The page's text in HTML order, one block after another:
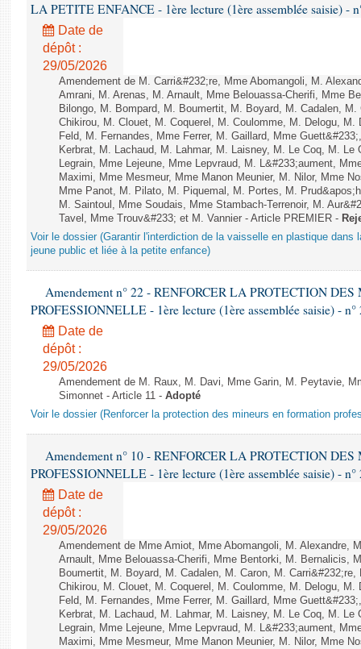
LA PETITE ENFANCE - 1ère lecture (1ère assemblée saisie) -
Date de
dépôt :
29/05/2026
Amendement de M. Carri&#232;re, Mme Abomangoli, M.
Amrani, M. Arenas, M. Arnault, Mme Belouassa-Cherifi, Mme
Bilongo, M. Bompard, M. Boumertit, M. Boyard, M. Cadalen,
Chikirou, M. Clouet, M. Coquerel, M. Coulomme, M. Delogu, M.
Feld, M. Fernandes, Mme Ferrer, M. Gaillard, Mme
Kerbrat, M. Lachaud, M. Lahmar, M. Laisney, M. Le Coq, M. Le
Legrain, Mme Lejeune, Mme Lepvraud, M. L&#233;aument,
Maximi, Mme Mesmeur, Mme Manon Meunier, M. Nilor, Mme
Mme Panot, M. Pilato, M. Piquemal, M. Portes, M.
M. Saintoul, Mme Soudais, Mme Stambach-Terrenoir, M.
Tavel, Mme Trouv&#233; et M. Vannier - Article PREMIER -
Voir le dossier (Garantir l'interdiction de la vaisselle en plastique dans
jeune public et liée à la petite enfance)
Amendement n° 22 - RENFORCER LA PROTECTION
PROFESSIONNELLE - 1ère lecture (1ère assemblée saisie) - n°
Date de
dépôt :
29/05/2026
Amendement de M. Raux, M. Davi, Mme Garin, M. Peytavie,
Simonnet - Article 11 - Adopté
Voir le dossier (Renforcer la protection des mineurs en formation
Amendement n° 10 - RENFORCER LA PROTECTION
PROFESSIONNELLE - 1ère lecture (1ère assemblée saisie) - n°
Date de
dépôt :
29/05/2026
Amendement de Mme Amiot, Mme Abomangoli, M. Alexandre,
Arnault, Mme Belouassa-Cherifi, Mme Bentorki, M. Bernalicis,
Boumertit, M. Boyard, M. Cadalen, M. Caron, M.
Chikirou, M. Clouet, M. Coquerel, M. Coulomme, M. Delogu, M.
Feld, M. Fernandes, Mme Ferrer, M. Gaillard, Mme
Kerbrat, M. Lachaud, M. Lahmar, M. Laisney, M. Le Coq, M. Le
Legrain, Mme Lejeune, Mme Lepvraud, M. L&#233;aument,
Maximi, Mme Mesmeur, Mme Manon Meunier, M. Nilor, Mme